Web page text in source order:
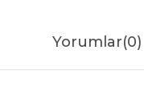
Yorumlar(0)